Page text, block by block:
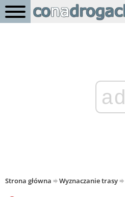
ad
Strona główna Wyznaczanie trasy